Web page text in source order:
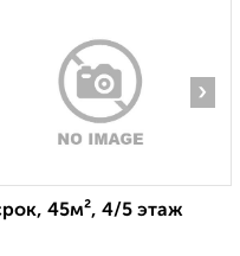
›
45м², 4/5 этаж